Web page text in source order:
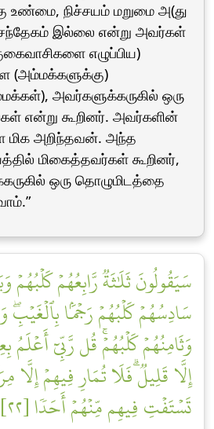
உண்மை, நிச்சயம் மறுமை அ(து
இல்லை என்று அவர்கள்
எழுப்பிய)
(அம்மக்களுக்கு)
அவர்களுக்கருகில் ஒரு
என்று கூறினர். அவர்களின்
அறிந்தவன். அந்த
மிகைத்தவர்கள் கூறினர்,
ஒரு தொழுமிடத்தை
سَيَقُولُونَ ثَلَٰثَةٞ رَّابِعُهُمۡ كَلۡبُهُمۡ
سَادِسُهُمۡ كَلۡبُهُمۡ رَجۡمَۢا بِٱلۡغَيۡبِۖ
وَثَامِنُهُمۡ كَلۡبُهُمۡۚ قُل رَّبِّيٓ أَعۡلَمُ
إِلَّا قَلِيلٞۗ فَلَا تُمَارِ فِيهِمۡ إِلَّا
تَسۡتَفۡتِ فِيهِم مِّنۡهُمۡ أَحَدٗا [٢٢]